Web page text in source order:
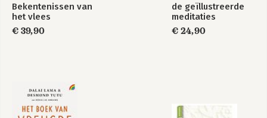
Bekentenissen van
het vlees
€ 39,90
de geïllustreerde
meditaties
€ 24,90